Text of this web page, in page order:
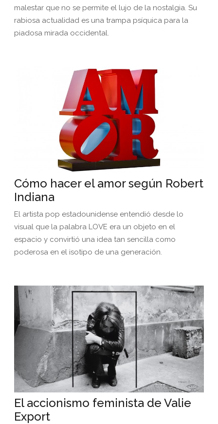
malestar que no se permite el lujo de la nostalgia. Su
rabiosa actualidad es una trampa psíquica para la
piadosa mirada occidental.
Cómo hacer el amor según Robert
Indiana
El artista pop estadounidense entendió desde lo
visual que la palabra LOVE era un objeto en el
espacio y convirtió una idea tan sencilla como
poderosa en el isotipo de una generación.
El accionismo feminista de Valie
Export